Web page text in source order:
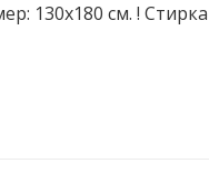
130х180 см. !